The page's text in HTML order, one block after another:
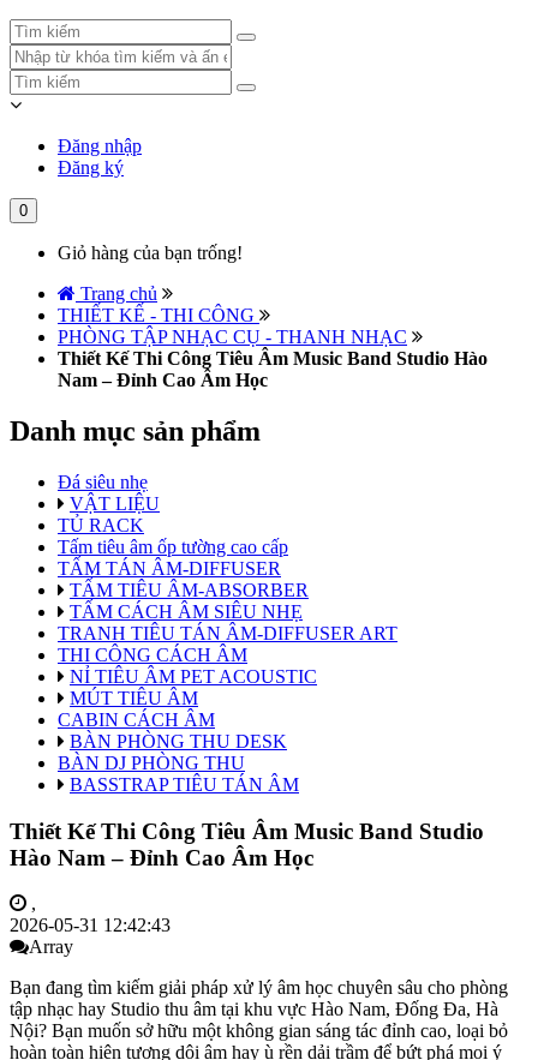
Đăng nhập
Đăng ký
0
Giỏ hàng của bạn trống!
Trang chủ
THIẾT KẾ - THI CÔNG
PHÒNG TẬP NHẠC CỤ - THANH NHẠC
Thiết Kế Thi Công Tiêu Âm Music Band Studio Hào
Nam – Đỉnh Cao Âm Học
Danh mục sản phẩm
Đá siêu nhẹ
VẬT LIỆU
TỦ RACK
Tấm tiêu âm ốp tường cao cấp
TẤM TÁN ÂM-DIFFUSER
TẤM TIÊU ÂM-ABSORBER
TẤM CÁCH ÂM SIÊU NHẸ
TRANH TIÊU TÁN ÂM-DIFFUSER ART
THI CÔNG CÁCH ÂM
NỈ TIÊU ÂM PET ACOUSTIC
MÚT TIÊU ÂM
CABIN CÁCH ÂM
BÀN PHÒNG THU DESK
BÀN DJ PHÒNG THU
BASSTRAP TIÊU TÁN ÂM
Thiết Kế Thi Công Tiêu Âm Music Band Studio
Hào Nam – Đỉnh Cao Âm Học
,
2026-05-31 12:42:43
Array
Bạn đang tìm kiếm giải pháp xử lý âm học chuyên sâu cho phòng
tập nhạc hay Studio thu âm tại khu vực Hào Nam, Đống Đa, Hà
Nội? Bạn muốn sở hữu một không gian sáng tác đỉnh cao, loại bỏ
hoàn toàn hiện tượng dội âm hay ù rền dải trầm để bứt phá mọi ý